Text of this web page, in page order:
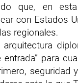
que, en
con Estados
regionales.
para
seguridad